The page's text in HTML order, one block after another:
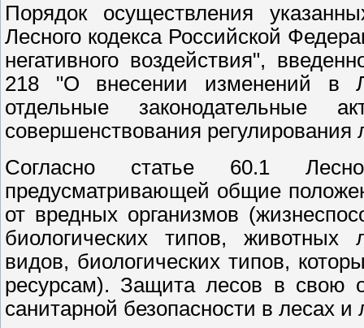
Порядок осуществления
Лесного кодекса Российской
негативного воздействия",
218 "О внесении изменений в
отдельные законодательные
совершенствования
Согласно статье 60.1
предусматривающей общие
от вредных организмов
биологических типов, животных
видов, биологических типов,
ресурсам). Защита лесов в свою
санитарной безопасности в лесах